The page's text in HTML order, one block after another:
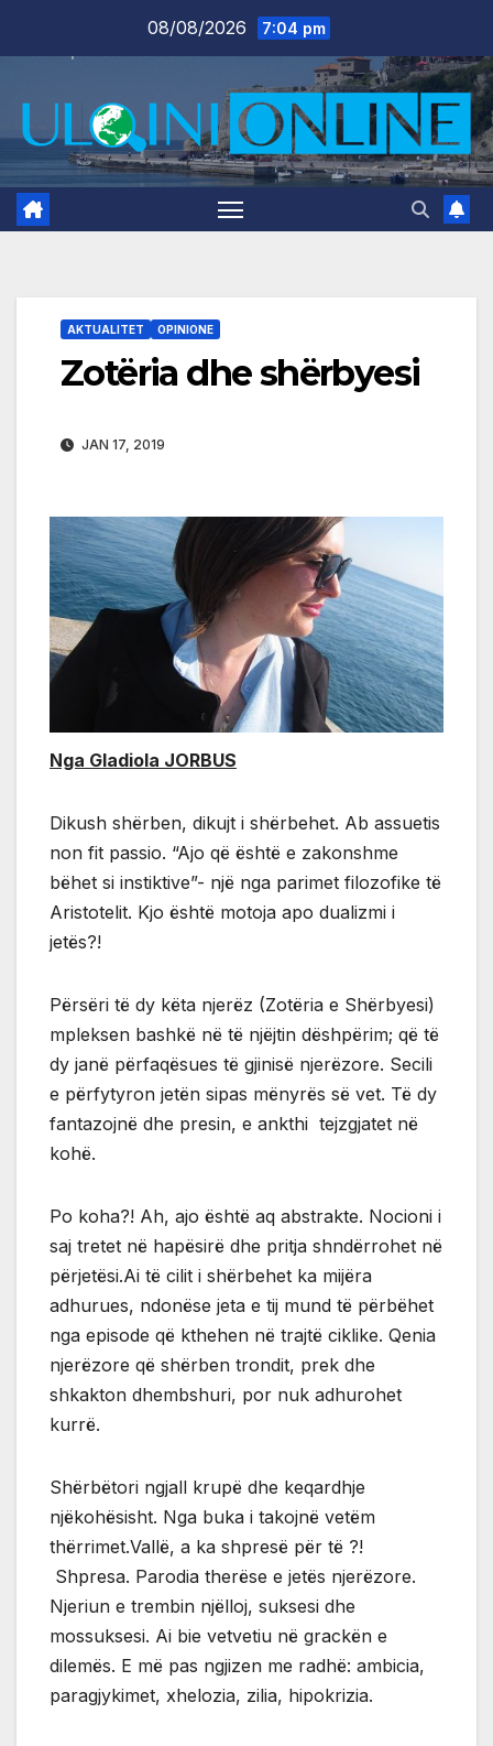
08/08/2026 7:04 pm
AKTUALITET OPINIONE
Zotëria dhe shërbyesi
JAN 17, 2019
Nga Gladiola JORBUS
Dikush shërben, dikujt i shërbehet. Ab assuetis
non fit passio. “Ajo që është e zakonshme
bëhet si instiktive”- një nga parimet filozofike të
Aristotelit. Kjo është motoja apo dualizmi i
jetës?!
Përsëri të dy këta njerëz (Zotëria e Shërbyesi)
mpleksen bashkë në të njëjtin dëshpërim; që të
dy janë përfaqësues të gjinisë njerëzore. Secili
e përfytyron jetën sipas mënyrës së vet. Të dy
fantazojnë dhe presin, e ankthi tejzgjatet në
kohë.
Po koha?! Ah, ajo është aq abstrakte. Nocioni i
saj tretet në hapësirë dhe pritja shndërrohet në
përjetësi.Ai të cilit i shërbehet ka mijëra
adhurues, ndonëse jeta e tij mund të përbëhet
nga episode që kthehen në trajtë ciklike. Qenia
njerëzore që shërben trondit, prek dhe
shkakton dhembshuri, por nuk adhurohet
kurrë.
Shërbëtori ngjall krupë dhe keqardhje
njëkohësisht. Nga buka i takojnë vetëm
thërrimet.Vallë, a ka shpresë për të ?!
Shpresa. Parodia therëse e jetës njerëzore.
Njeriun e trembin njëlloj, suksesi dhe
mossuksesi. Ai bie vetvetiu në grackën e
dilemës. E më pas ngjizen me radhë: ambicia,
paragjykimet, xhelozia, zilia, hipokrizia.